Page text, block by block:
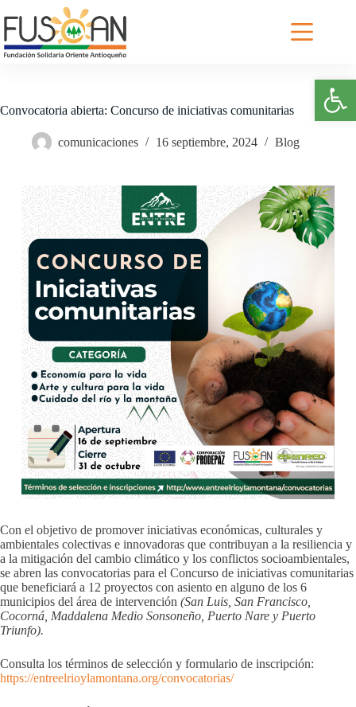
Abrir barra de herramientas
al
contenido
Convocatoria abierta: Concurso de iniciativas comunitarias
comunicaciones 16 septiembre, 2024 Blog
Con el objetivo de promover iniciativas económicas, culturales y
ambientales colectivas e innovadoras que contribuyan a la resiliencia y
a la mitigación del cambio climático y los conflictos socioambientales,
se abren las convocatorias para el Concurso de iniciativas comunitarias
que beneficiará a 12 proyectos con asiento en alguno de los 6
municipios del área de intervención (San Luis, San Francisco,
Cocorná, Maddalena Medio Sonsoneño, Puerto Nare y Puerto
Triunfo).
Consulta los términos de selección y formulario de inscripción:
https://entreelrioylamontana.org/convocatorias/